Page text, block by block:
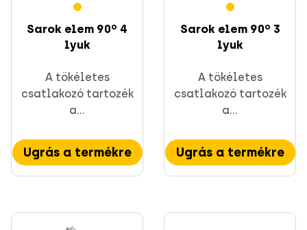
Sarok elem 90º 4
lyuk
A tökéletes
csatlakozó tartozék
a...
Ugrás a termékre
Sarok elem 90º 3
lyuk
A tökéletes
csatlakozó tartozék
a...
Ugrás a termékre